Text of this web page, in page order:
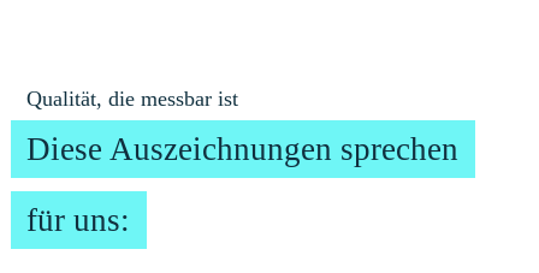
Qualität, die messbar ist
Diese Auszeichnungen sprechen
für uns: